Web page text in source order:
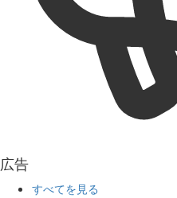
広告
すべてを見る